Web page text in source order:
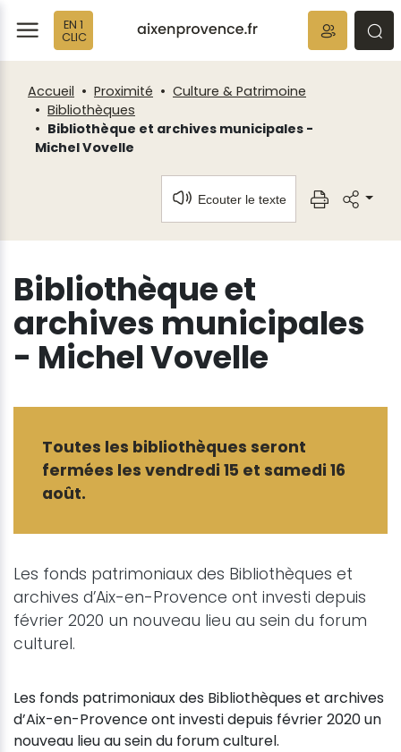
EN 1
CLIC
Accueil Proximité
Culture & Patrimoine
Bibliothèques
Bibliothèque et archives municipales -
Michel Vovelle
Ecouter le texte
Bibliothèque et
archives municipales
- Michel Vovelle
Toutes les bibliothèques seront
fermées les vendredi 15 et samedi 16
août.
Les fonds patrimoniaux des Bibliothèques et
archives d’Aix-en-Provence ont investi depuis
février 2020 un nouveau lieu au sein du forum
culturel.
Les fonds patrimoniaux des Bibliothèques et archives
d’Aix-en-Provence ont investi depuis février 2020 un
nouveau lieu au sein du forum culturel.
Fenêtre
de
chat
Panneau de gestion des cookies